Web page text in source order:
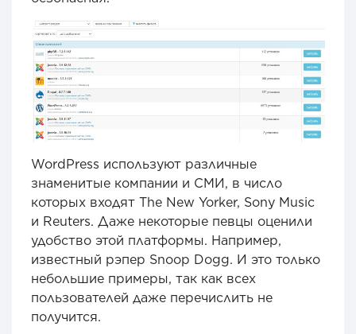
WordPress используют различные
знаменитые компании и СМИ, в число
которых входят The New Yorker, Sony Music
и Reuters. Даже некоторые певцы оценили
удобство этой платформы. Например,
известный рэпер Snoop Dogg. И это только
небольшие примеры, так как всех
пользователей даже перечислить не
получится.